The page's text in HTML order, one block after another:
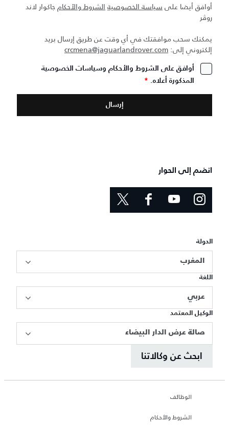
أوافق أيضا على سياسة الخصوصية الشروط والأحكامجاكوار لاند
روڤر
يمكنك سحب موافقتك في أي وقت عن طريق إرسال بريد
إلكتروني إلى: crcmena@jaguarlandrover.com
أوافق على الشروط والأحكام وسياسات الخصوصية
المذكورة أعلاه. *
انضم إلى الحوار
الدولة
المغرب
اللغة
عربي
الوكيل المعتمد
صالة عرض الدار البيضاء
ابحث عن وكالاتنا
الوظائف
الشروط والأحكام